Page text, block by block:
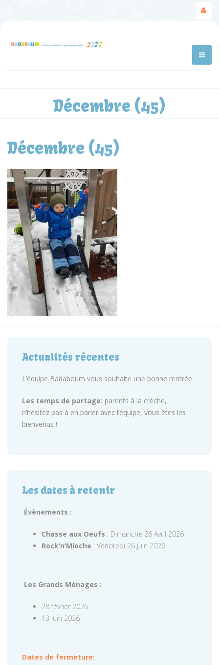
Décembre (45)
Décembre (45)
Actualités récentes
L’équipe Badaboum vous souhaite une bonne rentrée.
Les temps de partage: parents à la crèche,
n’hésitez pas à en parler avec l’équipe, vous êtes les
bienvenus !
Les dates à retenir
Évènements :
Chasse aux Oeufs : Dimanche 26 Avril 2026
Rock’n’Mioche : Vendredi 26 juin 2026
Les Grands Ménages :
28 février 2026
13 juin 2026
Dates de fermeture: